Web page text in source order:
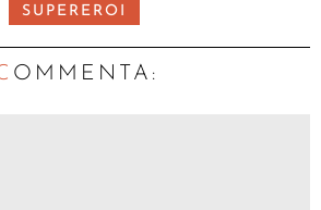
SUPEREROI
OMMENTA: